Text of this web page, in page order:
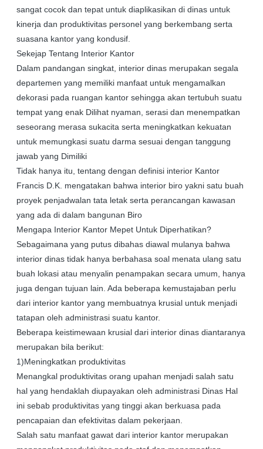
sangat cocok dan tepat untuk diaplikasikan di dinas untuk
kinerja dan produktivitas personel yang berkembang serta
suasana kantor yang kondusif.
Sekejap Tentang Interior Kantor
Dalam pandangan singkat, interior dinas merupakan segala
departemen yang memiliki manfaat untuk mengamalkan
dekorasi pada ruangan kantor sehingga akan tertubuh suatu
tempat yang enak Dilihat nyaman, serasi dan menempatkan
seseorang merasa sukacita serta meningkatkan kekuatan
untuk memungkasi suatu darma sesuai dengan tanggung
jawab yang Dimiliki
Tidak hanya itu, tentang dengan definisi interior Kantor
Francis D.K. mengatakan bahwa interior biro yakni satu buah
proyek penjadwalan tata letak serta perancangan kawasan
yang ada di dalam bangunan Biro
Mengapa Interior Kantor Mepet Untuk Diperhatikan?
Sebagaimana yang putus dibahas diawal mulanya bahwa
interior dinas tidak hanya berbahasa soal menata ulang satu
buah lokasi atau menyalin penampakan secara umum, hanya
juga dengan tujuan lain. Ada beberapa kemustajaban perlu
dari interior kantor yang membuatnya krusial untuk menjadi
tatapan oleh administrasi suatu kantor.
Beberapa keistimewaan krusial dari interior dinas diantaranya
merupakan bila berikut:
1)Meningkatkan produktivitas
Menangkal produktivitas orang upahan menjadi salah satu
hal yang hendaklah diupayakan oleh administrasi Dinas Hal
ini sebab produktivitas yang tinggi akan berkuasa pada
pencapaian dan efektivitas dalam pekerjaan.
Salah satu manfaat gawat dari interior kantor merupakan